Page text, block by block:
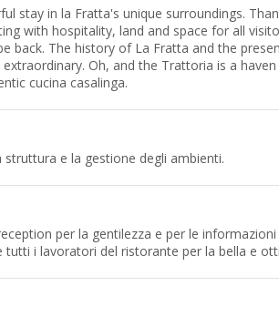
stay in la Fratta's unique surroundings.
with hospitality, land and space for all
back. The history of La Fratta and the
Oh, and the Trattoria is a
cucina casalinga.
e la gestione degli ambienti.
per la gentilezza e per le informazioni
tutti i lavoratori del ristorante per la bella e